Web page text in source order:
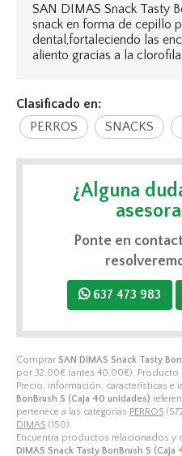
Comprar SAN DIMAS Snack Tasty
por 32,00€ (antes 40,00€).
Precio, información, características e
BonBrush S (Caja 40 unidades)
pertenece a las categorías PERROS
DIMAS (150).
Encuentra productos relacionados y
DIMAS Snack Tasty BonBrush S (Caja
SAN DIMAS Snack Tasty
snack en forma de cepillo
dental,fortaleciendo las
aliento gracias a la
Clasificado en:
PERROS
SNACKS
¿Alguna
Ponte en
637 473 983